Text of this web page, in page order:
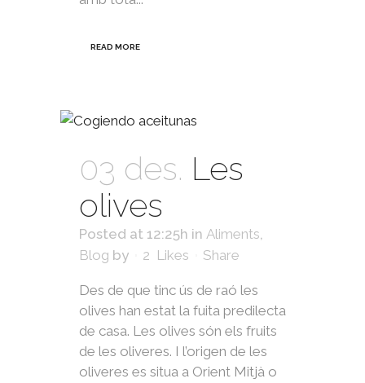
READ MORE
03 des. Les
olives
Posted at 12:25h in Aliments,
Blog by 2 Likes Share
Des de que tinc ús de raó les
olives han estat la fuita predilecta
de casa. Les olives són els fruits
de les oliveres. I l’origen de les
oliveres es situa a Orient Mitjà o